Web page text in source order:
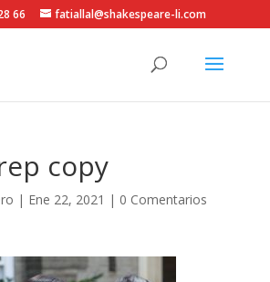
66 fatiallal@shakespeare-li.com
copy
| Ene 22, 2021 | 0 Comentarios